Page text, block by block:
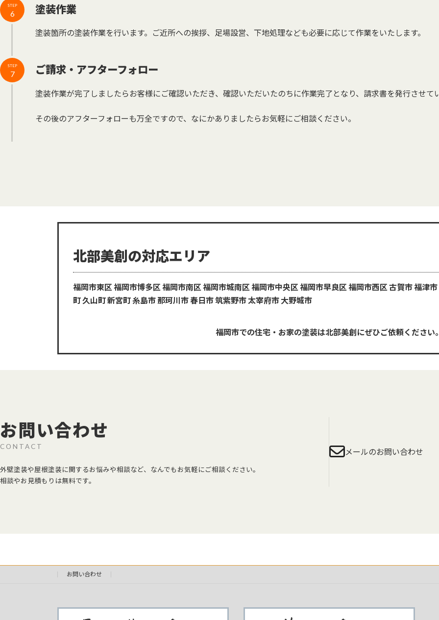
塗装作業
塗装箇所の塗装作業を行います。ご近所への挨拶、足場設営、下地処理なども必要に応じて作業をいたします。
STEP
6
ご請求・アフターフォロー
塗装作業が完了しましたらお客様にご確認いただき、確認いただいたのちに作業完了となり、請求書を発行させて
その後のアフターフォローも万全ですので、なにかありましたらお気軽にご相談ください。
STEP
7
北部美創の対応エリア
福岡市東区 福岡市博多区 福岡市南区 福岡市城南区 福岡市中央区 福岡市早良区 福岡市西区 古賀市 福津
町 久山町 新宮町糸島市 那珂川市 春日市 筑紫野市 太宰府市 大野城市
福岡市での住宅・お家の塗装は北部美創にぜひご依頼ください。
お問い合わせ
CONTACT
外壁塗装や屋根塗装に関するお悩みや相談など、なんでもお気軽にご相談ください。
相談やお見積もりは無料です。
メールのお問い合わせ
お問い合わせ